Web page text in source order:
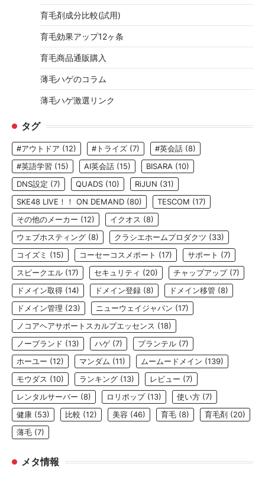
育毛剤成分比較(試用)
育毛効果アップ12ヶ条
育毛商品通販購入
薄毛ハゲのコラム
薄毛ハゲ激選リンク
タグ
#アウトドア (12) #トライズ (7) #英会話 (8)
#英語学習 (15) AI英会話 (15) BISARA (10)
DNS設定 (7) QUADS (10) RiJUN (31)
SKE48 LIVE！！ ON DEMAND (80) TESCOM (17)
その他のメーカー (12) イクオス (8)
ウェブホスティング (8) クラシエホームプロダクツ (33)
コイズミ (15) コーセーコスメポート (17) サポート (7)
スピークエル (17) セキュリティ (20) チャップアップ(7)
ドメイン取得 (14) ドメイン登録 (8) ドメイン移管 (8)
ドメイン管理 (23) ニューウェイジャパン (17)
ノコアヘアサポートスカルプエッセンス (18)
ノーブランド (13) ハゲ (7) プランテル (7)
ホーユー (12) マンダム (11) ムームードメイン (139)
モウダス (10) ランキング (13) レビュー (7)
レンタルサーバー (8) ロリポップ(13) 使い方 (7)
健康 (53) 比較 (12) 美容 (46) 育毛 (8) 育毛剤 (20)
薄毛 (7)
メタ情報